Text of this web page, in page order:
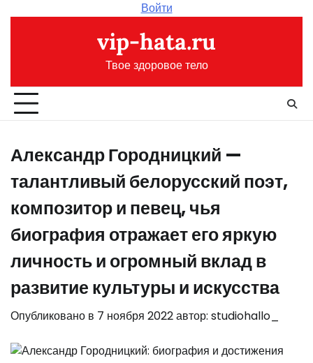
Войти
vip-hata.ru
Твое здоровое тело
Александр Городницкий —
талантливый белорусский поэт,
композитор и певец, чья
биография отражает его яркую
личность и огромный вклад в
развитие культуры и искусства
Опубликовано в 7 ноября 2022автор: studiohallo_